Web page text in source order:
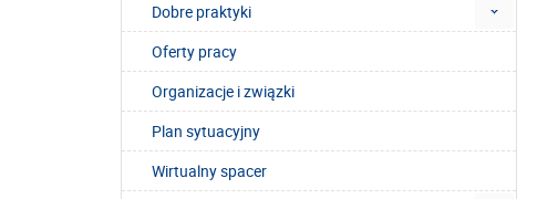
Dobre praktyki
Oferty pracy
Organizacje i związki
Plan sytuacyjny
Wirtualny spacer